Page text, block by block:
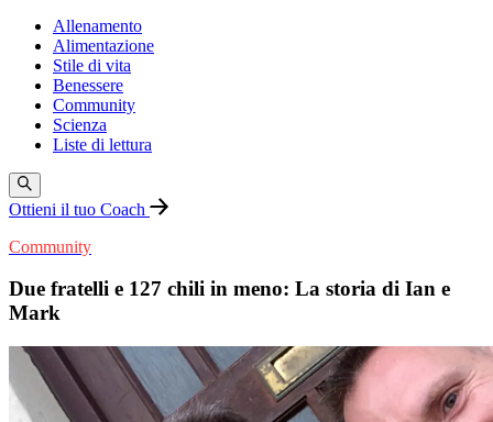
Allenamento
Alimentazione
Stile di vita
Benessere
Community
Scienza
Liste di lettura
Ottieni il tuo Coach
Community
Due fratelli e 127 chili in meno: La storia di Ian e
Mark